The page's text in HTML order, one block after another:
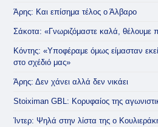
Άρης: Και επίσημα τέλος ο Άλβαρο
Σάκοτα: «Γνωριζόμαστε καλά, θέλουμε
Κόντης: «Υποφέραμε όμως είμασταν
στο σχέδιό μας»
Άρης: Δεν χάνει αλλά δεν νικάει
Stoiximan GBL: Κορυφαίος της
Ίντερ: Ψηλά στην λίστα της ο